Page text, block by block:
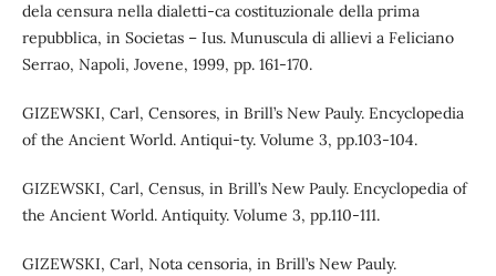
dela censura nella dialetti-ca costituzionale della prima
repubblica, in Societas – Ius. Munuscula di allievi a Feliciano
Serrao, Napoli, Jovene, 1999, pp. 161-170.
GIZEWSKI, Carl, Censores, in Brill’s New Pauly. Encyclopedia
of the Ancient World. Antiqui-ty. Volume 3, pp.103-104.
GIZEWSKI, Carl, Census, in Brill’s New Pauly. Encyclopedia of
the Ancient World. Antiquity. Volume 3, pp.110-111.
GIZEWSKI, Carl, Nota censoria, in Brill’s New Pauly.